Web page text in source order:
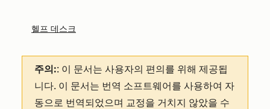
헬프 데스크
주의:: 이 문서는 사용자의 편의를 위해 제공됩
니다. 이 문서는 번역 소프트웨어를 사용하여 자
동으로 번역되었으며 교정을 거치지 않았을 수